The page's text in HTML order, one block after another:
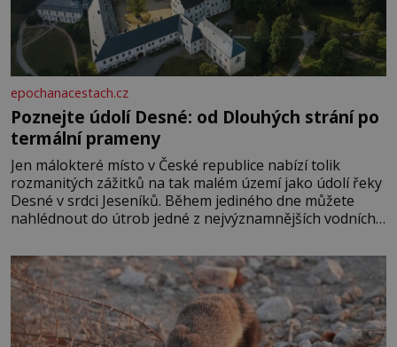
epochanacestach.cz
Poznejte údolí Desné: od Dlouhých strání po
termální prameny
Jen málokteré místo v České republice nabízí tolik
rozmanitých zážitků na tak malém území jako údolí řeky
Desné v srdci Jeseníků. Během jediného dne můžete
nahlédnout do útrob jedné z nejvýznamnějších vodních
se na koloběžce a den zakončit poznáváním památek ve
Velkých Losinách nebo v termálním